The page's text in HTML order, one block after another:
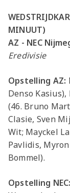
MINUUT)
AZ - NEC
Eredivisie
Opstelling AZ:
Denso
(46. Bruno
Clasie, Sven
Wit; Mayckel
Pavlidis,
Bommel).
Opstelling NEC: